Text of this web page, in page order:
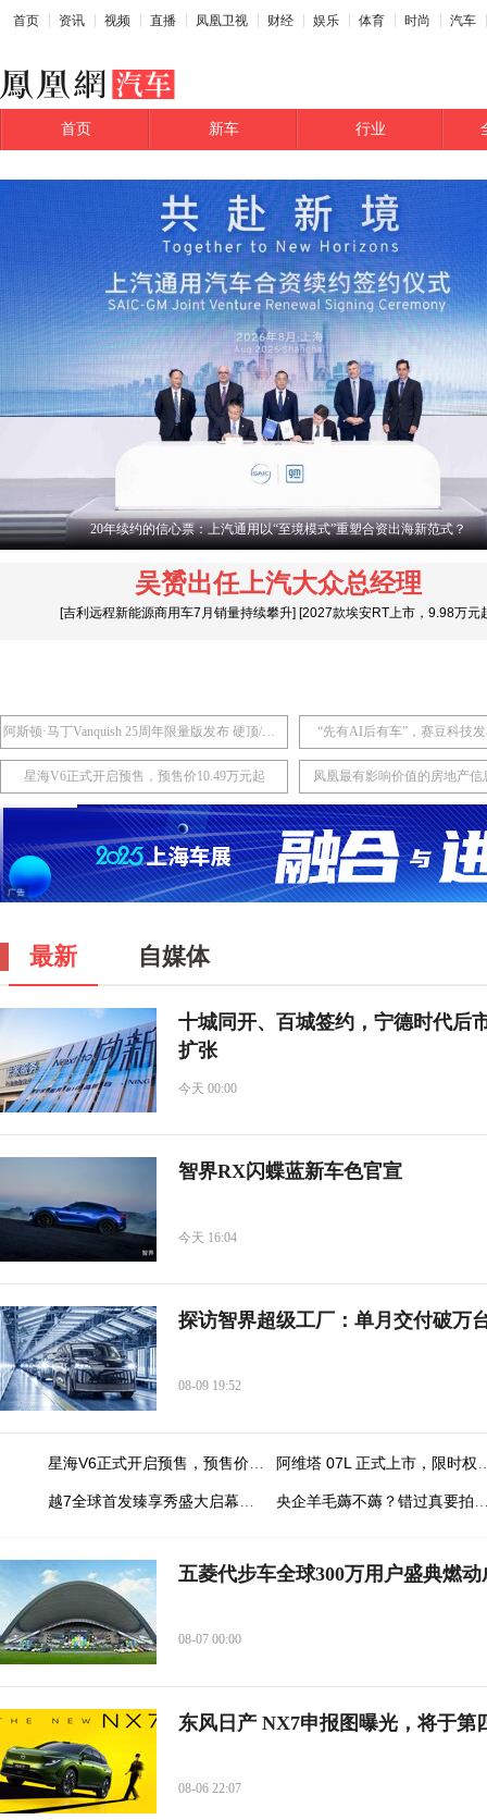
首页 资讯 视频 直播 凤凰卫视 财经 娱乐 体育 时尚 汽车
首页 新车 行业
20年续约的信心票：上汽通用以“至境模式”重塑合资出海新范式？
吴赟出任上汽大众总经理
[吉利远程新能源商用车7月销量持续攀升] [2027款埃安RT上市，9.98万元
阿斯顿·马丁Vanquish 25周年限量版发布 硬顶/敞篷版共计限量50台 “先有AI后有车”，赛豆科技
星海V6正式开启预售，预售价10.49万元起 凤凰最有影响价值的房地产信
最新 自媒体
十城同开、百城签约，宁德时代后
扩张
今天 00:00
智界RX闪蝶蓝新车色官宣
今天 16:04
探访智界超级工厂：单月交付破万
08-09 19:52
五菱代步车全球300万用户盛典燃
08-07 00:00
东风日产 NX7申报图曝光，将于第
08-06 22:07